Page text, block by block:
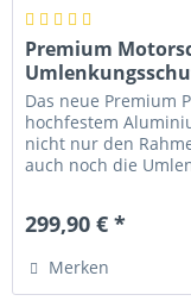
Premium
GasGas)
Das neue Premium
hochfestem
nicht nur den
auch noch die
299,90 € *
Merken